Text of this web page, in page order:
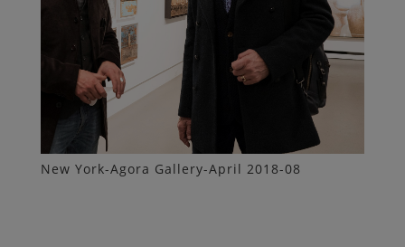
New York-Agora Gallery-April 2018-08